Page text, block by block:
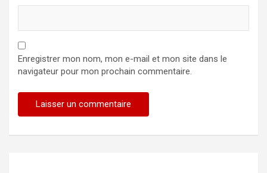
Enregistrer mon nom, mon e-mail et mon site dans le
navigateur pour mon prochain commentaire.